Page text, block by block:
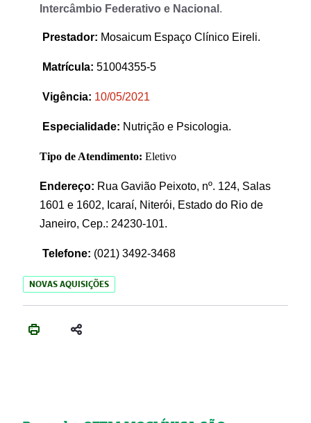
Intercâmbio Federativo e Nacional .
Prestador: Mosaicum Espaço Clínico Eireli.
Matrícula: 51004355-5
Vigência: 10/05/2021
Especialidade: Nutrição e Psicologia.
Tipo de Atendimento: Eletivo
Endereço: Rua Gavião Peixoto, nº. 124, Salas
1601 e 1602, Icaraí, Niterói, Estado do Rio de
Janeiro, Cep.: 24230-101.
Telefone: (021) 3492-3468
NOVAS AQUISIÇÕES